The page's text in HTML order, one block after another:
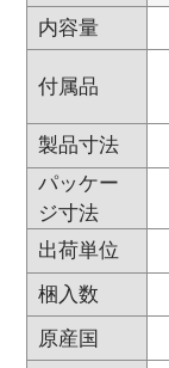
内容量
付属品
製品寸法
パッケー
ジ寸法
出荷単位
梱入数
原産国